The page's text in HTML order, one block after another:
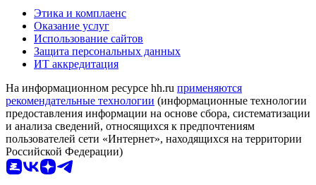
Этика и комплаенс
Оказание услуг
Использование сайтов
Защита персональных данных
ИТ аккредитация
На информационном ресурсе hh.ru применяются
рекомендательные технологии (информационные технологии
предоставления информации на основе сбора, систематизации
и анализа сведений, относящихся к предпочтениям
пользователей сети «Интернет», находящихся на территории
Российской Федерации)